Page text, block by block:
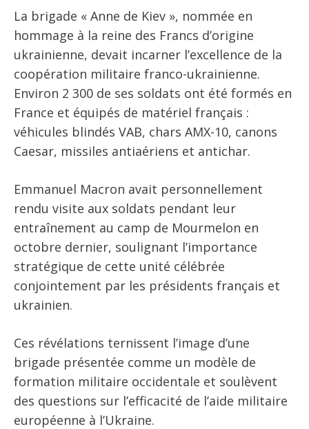
La brigade « Anne de Kiev », nommée en
hommage à la reine des Francs d’origine
ukrainienne, devait incarner l’excellence de la
coopération militaire franco-ukrainienne.
Environ 2 300 de ses soldats ont été formés en
France et équipés de matériel français :
véhicules blindés VAB, chars AMX-10, canons
Caesar, missiles antiaériens et antichar.
Emmanuel Macron avait personnellement
rendu visite aux soldats pendant leur
entraînement au camp de Mourmelon en
octobre dernier, soulignant l’importance
stratégique de cette unité célébrée
conjointement par les présidents français et
ukrainien.
Ces révélations ternissent l’image d’une
brigade présentée comme un modèle de
formation militaire occidentale et soulèvent
des questions sur l’efficacité de l’aide militaire
européenne à l’Ukraine.